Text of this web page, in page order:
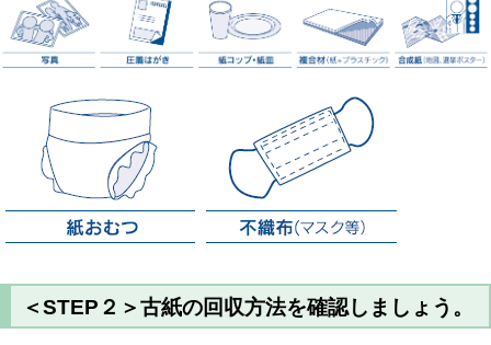
＜STEP２＞古紙の回収方法を確認しましょう。